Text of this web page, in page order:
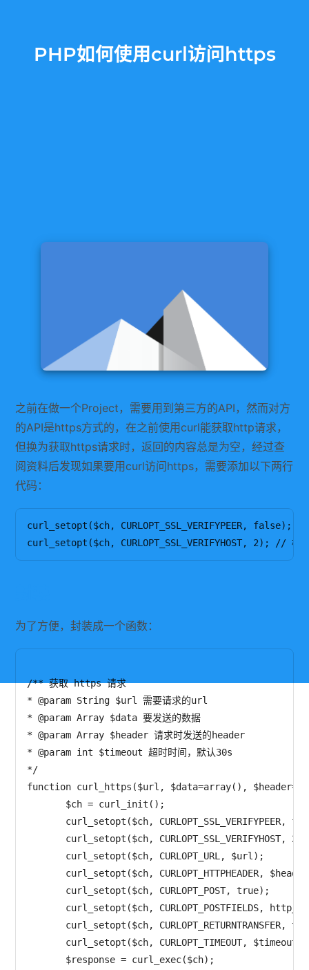
PHP如何使用curl访问https
之前在做一个Project，需要用到第三方的API，然而对方
的API是https方式的，在之前使用curl能获取http请求，
但换为获取https请求时，返回的内容总是为空，经过查
阅资料后发现如果要用curl访问https，需要添加以下两行
代码：
curl_setopt($ch, CURLOPT_SSL_VERIFYPEER,
为了方便，封装成一个函数：
/** 获取 https 请求
* @param String $url 需要请求的url
* @param Array $data 要发送的数据
* @param Array $header 请求时发送的header
* @param int $timeout 超时时间，默认30s
*/
function curl_https($url, $data=array(),
       $ch = curl_init();
curl_setopt($ch, CURLOPT_SSL_VERIFYPEER,
curl_setopt($ch, CURLOPT_SSL_VERIFYHOST,
       curl_setopt($ch, CURLOPT_URL, $url);
curl_setopt($ch, CURLOPT_HTTPHEADER,
       curl_setopt($ch, CURLOPT_POST, true);
curl_setopt($ch, CURLOPT_POSTFIELDS,
curl_setopt($ch, CURLOPT_RETURNTRANSFER,
curl_setopt($ch, CURLOPT_TIMEOUT,
       $response = curl_exec($ch);